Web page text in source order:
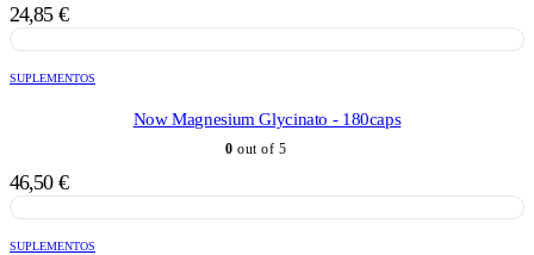
24,85 €
SUPLEMENTOS
Now Magnesium Glycinato - 180caps
0 out of 5
46,50 €
SUPLEMENTOS